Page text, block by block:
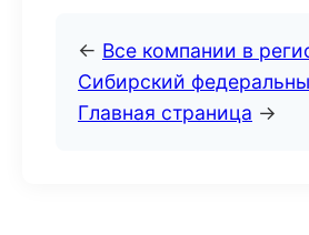
← Все компании в
Сибирский
Главная страница →